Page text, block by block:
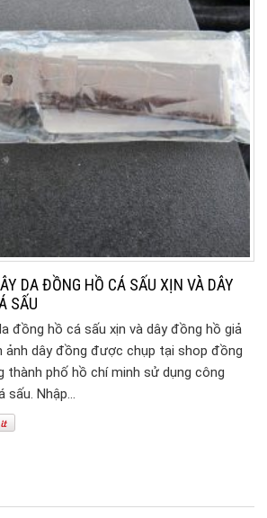
DA ĐỒNG HỒ CÁ SẤU XỊN VÀ DÂY
SẤU
đồng hồ cá sấu xịn và dây đồng hồ giả
ảnh dây đồng được chụp tại shop đồng
phố hồ chí minh sử dụng công
sấu. Nhập…